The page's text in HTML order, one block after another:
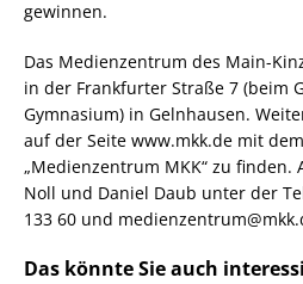
gewinnen.
Das Medienzentrum des Main-
in der Frankfurter Straße 7 (beim
Gymnasium) in Gelnhausen.
auf der Seite www.mkk.de mit
„Medienzentrum MKK“ zu
Noll und Daniel Daub unter der
133 60 und
Das könnte Sie auch